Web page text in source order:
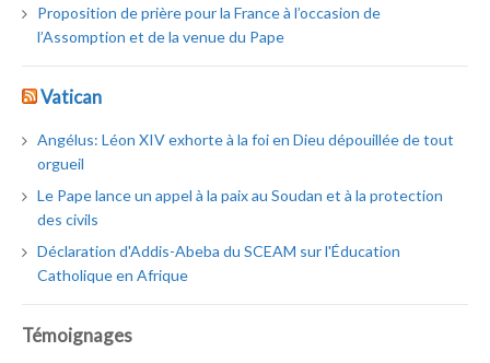
Proposition de prière pour la France à l’occasion de
l’Assomption et de la venue du Pape
Vatican
Angélus: Léon XIV exhorte à la foi en Dieu dépouillée de tout
orgueil
Le Pape lance un appel à la paix au Soudan et à la protection
des civils
Déclaration d'Addis-Abeba du SCEAM sur l'Éducation
Catholique en Afrique
Témoignages